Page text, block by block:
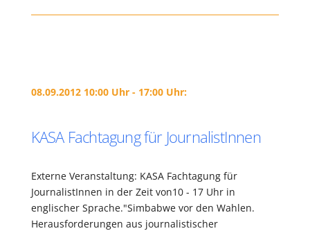
08.09.2012 10:00 Uhr - 17:00 Uhr:
KASA Fachtagung für JournalistInnen
Externe Veranstaltung: KASA Fachtagung für
JournalistInnen in der Zeit von10 - 17 Uhr in
englischer Sprache."Simbabwe vor den Wahlen.
Herausforderungen aus journalistischer